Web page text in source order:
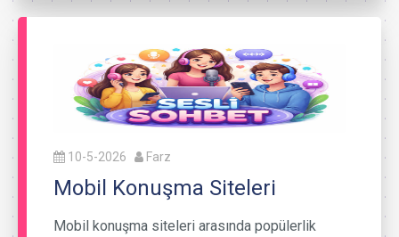
10-5-2026 Farz
Mobil Konuşma Siteleri
Mobil konuşma siteleri arasında popülerlik